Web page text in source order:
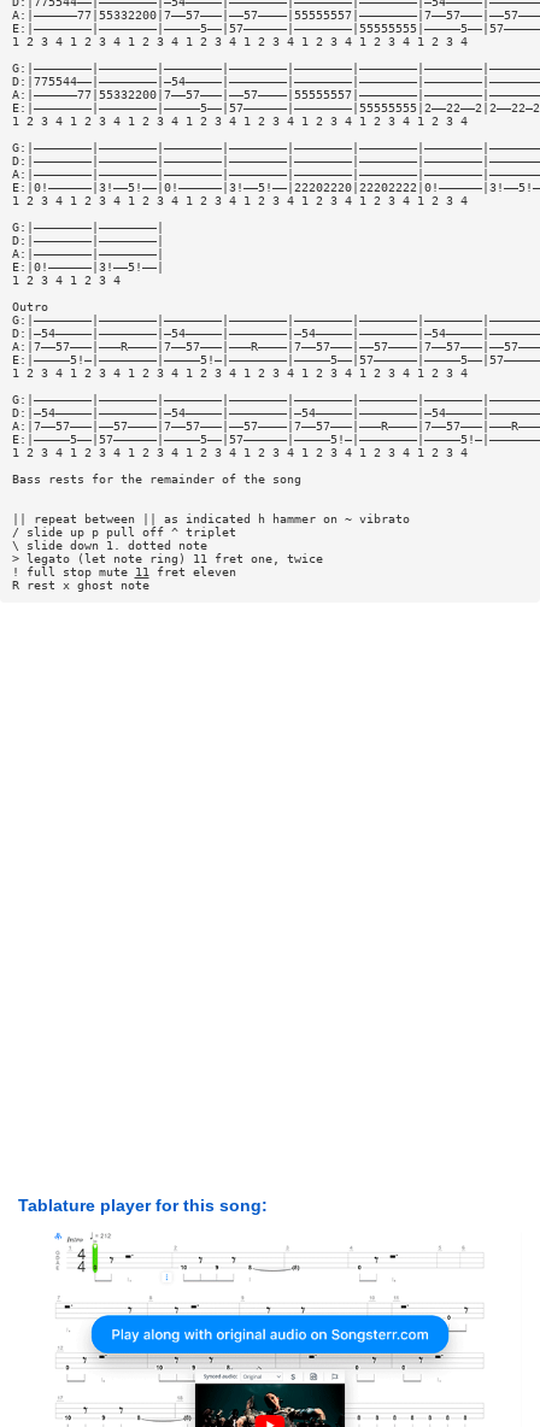
1 2 3 4 1 2 3 4 1 2 3 4 1 2 3 4 1 2 3 4 1 2 3 4 1 2 3 4 1 2 3 4
1 2 3 4 1 2 3 4 1 2 3 4 1 2 3 4 1 2 3 4 1 2 3 4 1 2 3 4 1 2 3 4
1 2 3 4 1 2 3 4 1 2 3 4 1 2 3 4 1 2 3 4 1 2 3 4 1 2 3 4 1 2 3 4
G:|————————|————————|
D:|————————|————————|
A:|————————|————————|
E:|0!——————|3!——5!——|
1 2 3 4 1 2 3 4
Outro
1 2 3 4 1 2 3 4 1 2 3 4 1 2 3 4 1 2 3 4 1 2 3 4 1 2 3 4 1 2 3 4
1 2 3 4 1 2 3 4 1 2 3 4 1 2 3 4 1 2 3 4 1 2 3 4 1 2 3 4 1 2 3 4
Bass rests for the remainder of the song
|| repeat between || as indicated h hammer on ~ vibrato
/ slide up p pull off ^ triplet
\ slide down 1. dotted note
> legato (let note ring) 11 fret one, twice
! full stop mute
11
fret eleven
R rest x ghost note
Tablature player for this song: